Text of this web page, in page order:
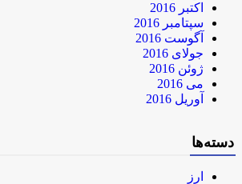
اکتبر 2016
سپتامبر 2016
آگوست 2016
جولای 2016
ژوئن 2016
می 2016
آوریل 2016
دسته‌ها
ارز